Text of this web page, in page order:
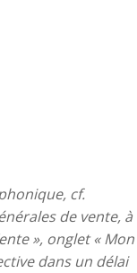
cf.
de vente, à
», onglet « Mon
dans un délai